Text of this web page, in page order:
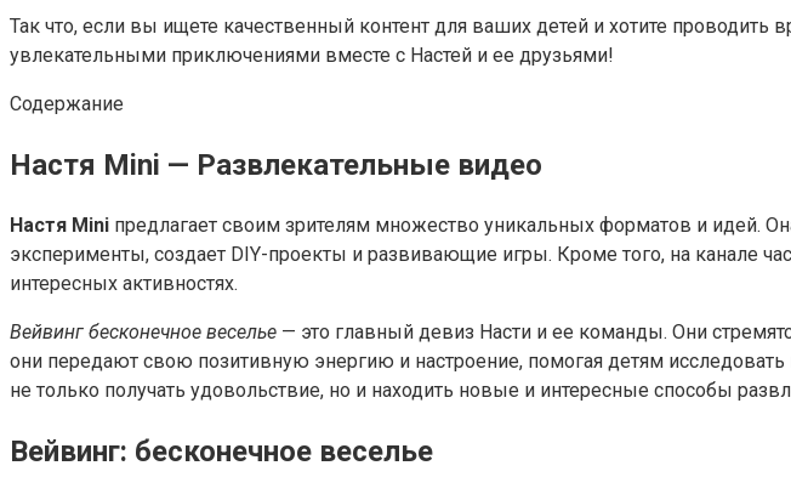
Так что, если вы ищете качественный контент для ваших детей и хотите
увлекательными приключениями вместе с Настей и ее друзьями!
Содержание
Настя Mini — Развлекательные видео
Настя Mini предлагает своим зрителям множество уникальных форматов и идей.
эксперименты, создает DIY-проекты и развивающие игры. Кроме того, на канале
интересных активностях.
Вейвинг бесконечное веселье — это главный девиз Насти и ее команды. Они
они передают свою позитивную энергию и настроение, помогая детям
не только получать удовольствие, но и находить новые и интересные способы
Вейвинг: бесконечное веселье